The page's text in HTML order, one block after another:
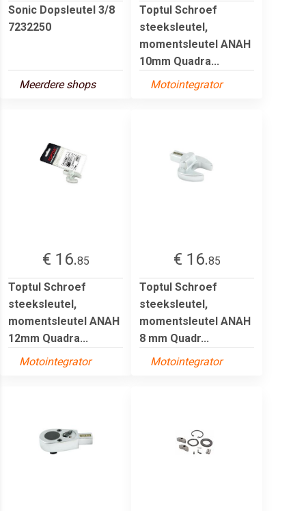
Sonic Dopsleutel 3/8
7232250
Meerdere shops
Toptul Schroef
steeksleutel,
momentsleutel ANAH
10mm Quadra...
Motointegrator
€ 16.85
Toptul Schroef
steeksleutel,
momentsleutel ANAH
12mm Quadra...
Motointegrator
€ 16.85
Toptul Schroef
steeksleutel,
momentsleutel ANAH
8 mm Quadr...
Motointegrator